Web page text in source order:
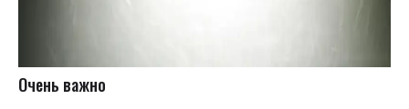
Очень важно